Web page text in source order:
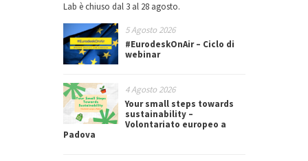
Lab è chiuso dal 3 al 28 agosto.
5 Agosto 2026
#EurodeskOnAir – Ciclo di
webinar
4 Agosto 2026
Your small steps towards
sustainability –
Volontariato europeo a
Padova